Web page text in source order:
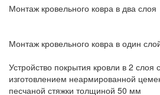
Монтаж кровельного ковра в два слоя
Монтаж кровельного ковра в один
Устройство покрытия кровли в 2 слоя с
изготовлением неармированной
песчаной стяжки толщиной 50 мм